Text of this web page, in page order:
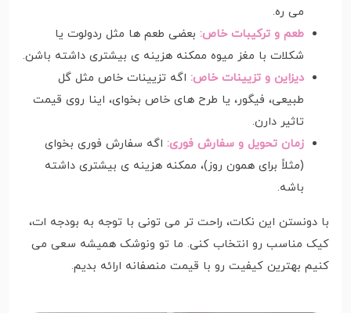
می ره.
طعم و ترکیبات خاص: بعضی طعم ها مثل ردولوت یا
شکلات با مغز میوه ممکنه هزینه ی بیشتری داشته باشن.
دیزاین و تزیینات خاص: اگه تزیینات خاص مثل گل
طبیعی، فیگور، یا طرح های خاص بخوای، اینا روی قیمت
تاثیر دارن.
زمان تحویل و سفارش فوری: اگه سفارش فوری بخوای
(مثلاً برای همون روز)، ممکنه هزینه ی بیشتری داشته
باشه.
با دونستن این نکات، راحت تر می تونی با توجه به بودجه ات،
کیک مناسب رو انتخاب کنی. ما تو ونوشک همیشه سعی می
کنیم بهترین کیفیت رو با قیمت منصفانه ارائه بدیم.